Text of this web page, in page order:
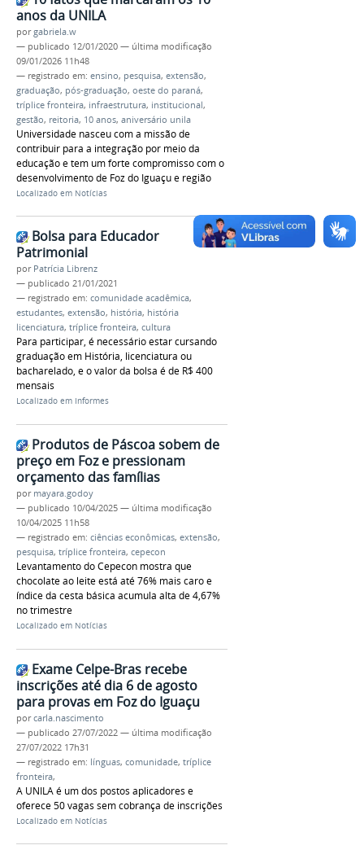
anos da UNILA
porgabriela.w
— publicado 12/01/2020 — última modificação
09/01/2026 11h48
— registrado em: ensino, pesquisa, extensão,
graduação, pós-graduação, oeste do paraná,
tríplice fronteira, infraestrutura, institucional,
gestão, reitoria, 10 anos, aniversário unila
Universidade nasceu com a missão de
contribuir para a integração por meio da
educação e tem um forte compromisso com o
desenvolvimento de Foz do Iguaçu e região
Localizado em Notícias
Bolsa para Educador
Patrimonial
por Patrícia Librenz
— publicado 21/01/2021
— registrado em: comunidade acadêmica,
estudantes, extensão, história, história
licenciatura, tríplice fronteira, cultura
Para participar, é necessário estar cursando
graduação em História, licenciatura ou
bacharelado, e o valor da bolsa é de R$ 400
mensais
Localizado em Informes
Produtos de Páscoa sobem de
preço em Foz e pressionam
orçamento das famílias
por mayara.godoy
— publicado 10/04/2025 — última modificação
10/04/2025 11h58
— registrado em: ciências econômicas, extensão,
pesquisa, tríplice fronteira, cepecon
Levantamento do Cepecon mostra que
chocolate ao leite está até 76% mais caro e
índice da cesta básica acumula alta de 4,67%
no trimestre
Localizado em Notícias
Exame Celpe-Bras recebe
inscrições até dia 6 de agosto
para provas em Foz do Iguaçu
porcarla.nascimento
— publicado 27/07/2022 — última modificação
27/07/2022 17h31
— registrado em: línguas, comunidade, tríplice
fronteira,
A UNILA é um dos postos aplicadores e
oferece 50 vagas sem cobrança de inscrições
Localizado em Notícias